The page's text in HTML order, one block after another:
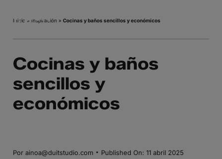
Inicio » Inspiración » Cocinas y baños sencillos y económicos
Cocinas y baños
sencillos y
económicos
Por ainoa@duitstudio.com · Published On: 11 abril 2025